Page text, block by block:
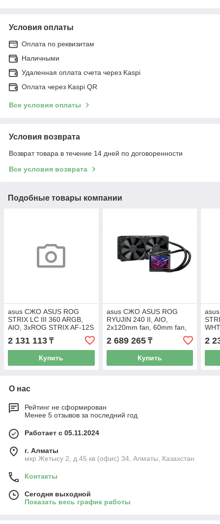
Условия оплаты
Оплата по реквизитам
Наличными
Удаленная оплата счета через Kaspi
Оплата через Kaspi QR
Все условия оплаты
Условия возврата
Возврат товара в течение 14 дней по договоренности
Все условия возврата
Подобные товары компании
asus СЖО ASUS ROG
STRIX LC III 360 ARGB,
AIO, 3xROG STRIX AF-12S
ARGB FAN, 1700/AM5,
BOX
2 131 113 ₸
Купить
asus СЖО ASUS ROG
RYUJIN 240 II, AIO,
2x120mm fan, 60mm fan,
1700 Socket, RGB, BOX
2 689 265₸
Купить
2
О нас
Рейтинг не сформирован
Менее 5 отзывов за последний год
Работает с 05.11.2024
г. Алматы
мкр Жетысу 2, д.45 кв (офис) 34, Алматы, Казахстан
Контакты
Сегодня выходной
Показать весь график работы